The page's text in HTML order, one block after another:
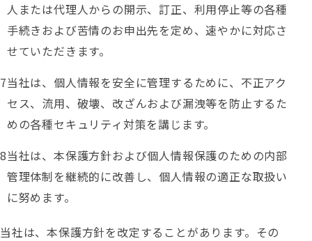
人または代理人からの開示、訂正、利用停止等の各種
手続きおよび苦情のお申出先を定め、速やかに対応さ
せていただきます。
当社は、個人情報を安全に管理するために、不正アク
セス、流用、破壊、改ざんおよび漏洩等を防止するた
めの各種セキュリティ対策を講じます。
当社は、本保護方針および個人情報保護のための内部
管理体制を継続的に改善し、個人情報の適正な取扱い
に努めます。
当社は、本保護方針を改定することがあります。その